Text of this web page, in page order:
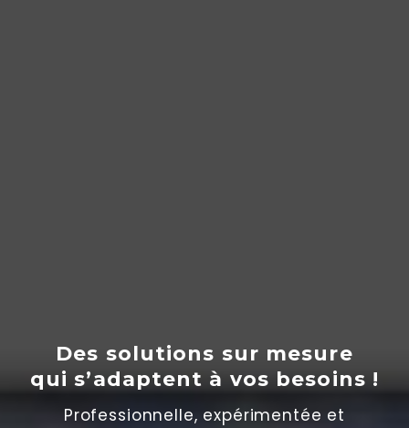
Des solutions sur mesure
qui s’adaptent à vos besoins !
Professionnelle, expérimentée et